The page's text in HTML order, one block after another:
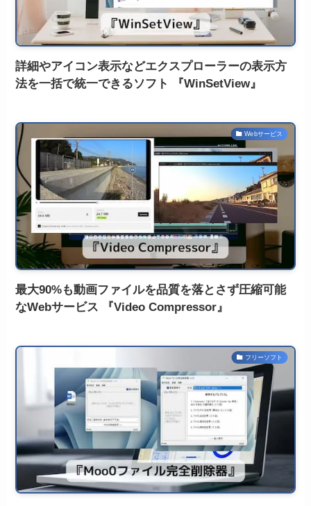
詳細やアイコン表示などエクスプローラーの表示方
法を一括で統一できるソフト 『WinSetView』
Webサービス
最大90%も動画ファイルを品質を落とさず圧縮可能
なWebサービス 『Video Compressor』
フリーソフト